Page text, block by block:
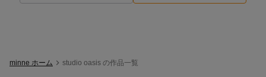
minne ホーム studio oasis の作品一覧